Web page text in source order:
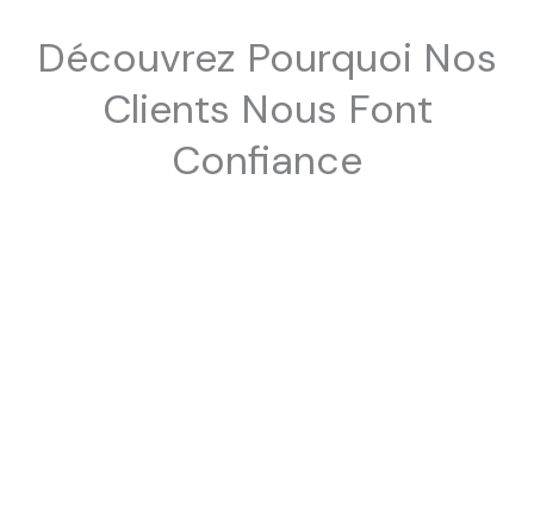
Découvrez Pourquoi Nos
Clients Nous Font
Confiance